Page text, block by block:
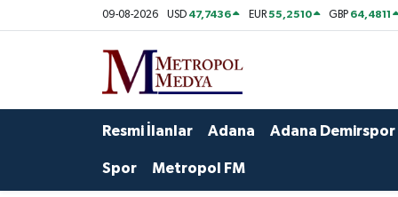
09-08-2026 USD 47,7436 EUR55,2510 GBP 64,4811
Resmi İlanlar Adana Adana Demirspor
Spor Metropol FM
Ekonomi
Yazarlar
Foto Galeri
Seyhan Nöbetçi Eczaneler
Seyhan Hava Durumu